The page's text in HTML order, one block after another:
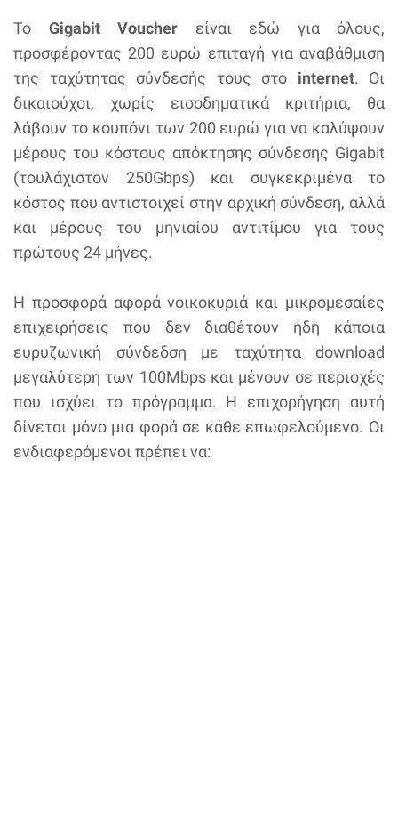
Το Gigabit Voucher είναι εδώ για όλους,
προσφέροντας 200 ευρώ επιταγή για αναβάθμιση
της ταχύτητας σύνδεσής τους στο internet. Οι
δικαιούχοι, χωρίς εισοδηματικά κριτήρια, θα
λάβουν το κουπόνι των 200 ευρώ για να καλύψουν
μέρους του κόστους απόκτησης σύνδεσης Gigabit
(τουλάχιστον 250Gbps) και συγκεκριμένα το
κόστος που αντιστοιχεί στην αρχική σύνδεση, αλλά
και μέρους του μηνιαίου αντιτίμου για τους
πρώτους 24 μήνες.
Η προσφορά αφορά νοικοκυριά και μικρομεσαίες
επιχειρήσεις που δεν διαθέτουν ήδη κάποια
ευρυζωνική σύνδεδση με ταχύτητα download
μεγαλύτερη των 100Mbps και μένουν σε περιοχές
που ισχύει το πρόγραμμα. Η επιχορήγηση αυτή
δίνεται μόνο μια φορά σε κάθε επωφελούμενο. Οι
ενδιαφερόμενοι πρέπει να: